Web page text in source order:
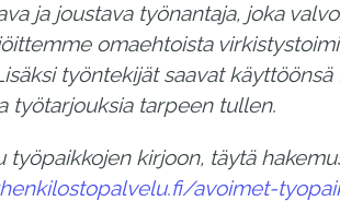
ja joustava työnantaja, joka
omaehtoista
työntekijät saavat käyttöönsä
työtarjouksia tarpeen tullen.
kirjoon, täytä
avoimet-